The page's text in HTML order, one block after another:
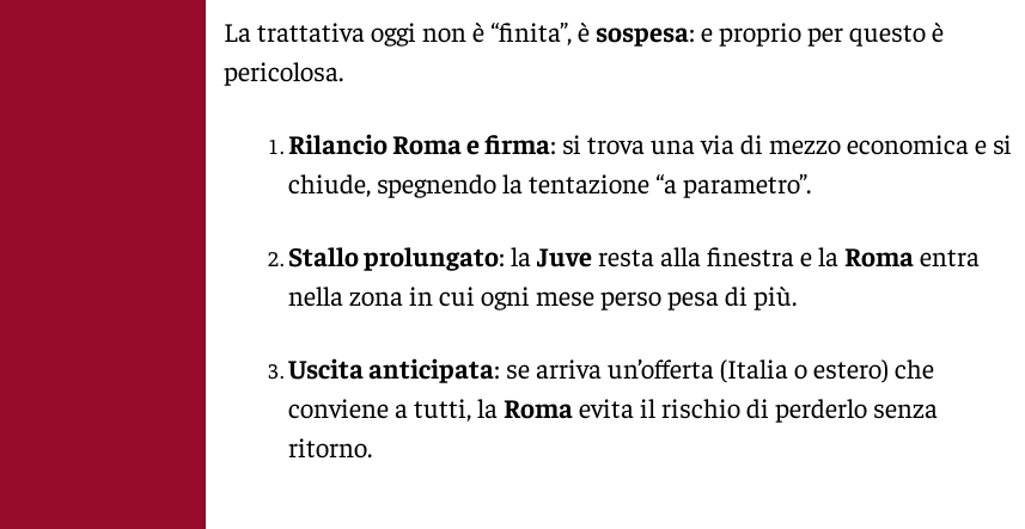
La trattativa oggi non è “finita”, è sospesa: e proprio per questo è
pericolosa.
Rilancio Roma e firma: si trova una via di mezzo economica e si
chiude, spegnendo la tentazione “a parametro”.
Stallo prolungato: la Juveresta alla finestra e la Romaentra
nella zona in cui ogni mese perso pesa di più.
Uscita anticipata: se arriva un’offerta (Italia o estero) che
conviene a tutti, la Romaevita il rischio di perderlo senza
ritorno.